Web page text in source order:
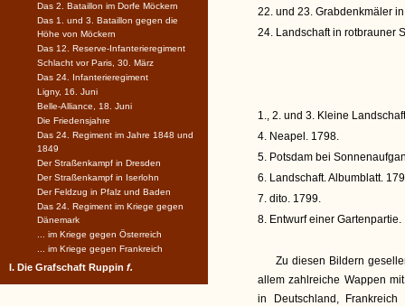
22. und 23. Grabdenkmäler
24. Landschaft in rotbrauner
1., 2. und 3. Kleine
4. Neapel. 1798.
5. Potsdam bei
6. Landschaft. Albumblatt.
7. dito. 1799.
8. Entwurf einer Gartenpartie.
Zu diesen Bildern
allem zahlreiche Wappen
in Deutschland,
Das 2. Bataillon im Dorfe Möckern
Das 1. und 3. Bataillon gegen die
Höhe von Möckern
Das 12. Reserve-Infanterieregiment
Schlacht vor Paris, 30. März
Das 24. Infanterieregiment
Ligny, 16. Juni
Belle-Alliance, 18. Juni
Die Friedensjahre
Das 24. Regiment im Jahre 1848 und
1849
Der Straßenkampf in Dresden
Der Straßenkampf in Iserlohn
Der Feldzug in Pfalz und Baden
Das 24. Regiment im Kriege gegen
Dänemark
... im Kriege gegen Österreich
... im Kriege gegen Frankreich
I. Die Grafschaft Ruppin f.